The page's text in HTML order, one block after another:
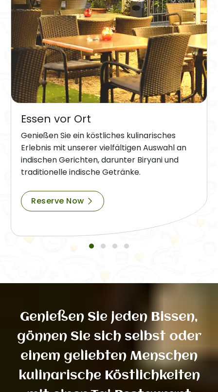
Essen vor Ort
Genießen Sie ein köstliches kulinarisches
Erlebnis mit unserer vielfältigen Auswahl an
indischen Gerichten, darunter Biryani und
traditionelle indische Getränke.
Reserve Now
Genießen Sie jeden Bissen,
gönnen Sie sich selbst oder
einem geliebten Menschen
kulinarische Köstlichkeiten